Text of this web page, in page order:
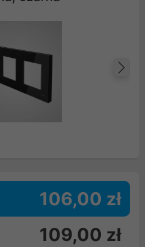
106,00 zł
109,00 zł